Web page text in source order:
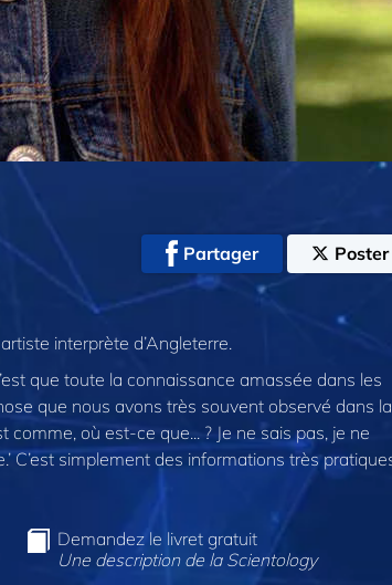
Partager Poster
interprète d’Angleterre.
que toute la connaissance amassée dans les
que nous avons très souvent observé dans la
comme, où est-ce que... ? Je ne sais pas, je ne
C’est simplement des informations très
Demandez le livret gratuit
Une description de la Scientology